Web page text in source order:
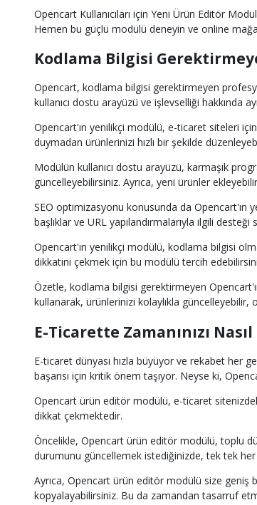
Opencart Kullanıcıları için Yeni Ürün Editör
Hemen bu güçlü modülü deneyin ve online
Kodlama Bilgisi
Opencart, kodlama bilgisi gerektirmeyen
kullanıcı dostu arayüzü ve işlevselliği hakkında
Opencart'ın yenilikçi modülü, e-ticaret siteleri
duymadan ürünlerinizi hızlı bir şekilde
Modülün kullanıcı dostu arayüzü, karmaşık
güncelleyebilirsiniz. Ayrıca, yeni ürünler
SEO optimizasyonu konusunda da Opencart'ın
başlıklar ve URL yapılandırmalarıyla ilgili
Opencart'ın yenilikçi modülü, kodlama bilgisi
dikkatini çekmek için bu modülü tercih
Özetle, kodlama bilgisi gerektirmeyen
kullanarak, ürünlerinizi kolaylıkla
E-Ticarette Zamanınızı
E-ticaret dünyası hızla büyüyor ve rekabet her
başarısı için kritik önem taşıyor. Neyse ki,
Opencart ürün editör modülü, e-ticaret
dikkat çekmektedir.
Öncelikle, Opencart ürün editör modülü, toplu
durumunu güncellemek istediğinizde, tek tek
Ayrıca, Opencart ürün editör modülü size geniş
kopyalayabilirsiniz. Bu da zamandan tasarruf